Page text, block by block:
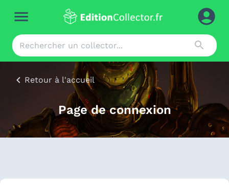
Retour à l'accueil
Page de connexion